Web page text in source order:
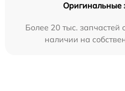
Оригинальные
Более 20 тыс. запчастей
наличии на